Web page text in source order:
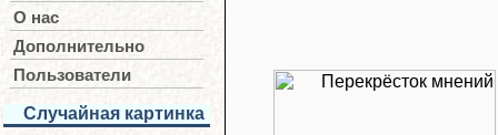
О нас
Дополнительно
Пользователи
Случайная картинка